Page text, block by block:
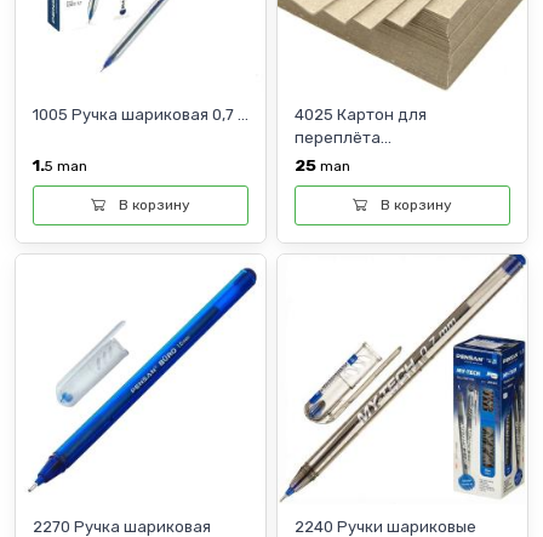
1005 Ручка шариковая 0,7 ...
1.5 man
В корзину
4025 Картон для
переплёта...
25 man
В корзину
2270 Ручка шариковая 2240 Ручки шариковые